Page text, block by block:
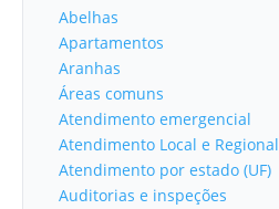
Abelhas
Apartamentos
Aranhas
Áreas comuns
Atendimento emergencial
Atendimento Local e Regional
Atendimento por estado (UF)
Auditorias e inspeções